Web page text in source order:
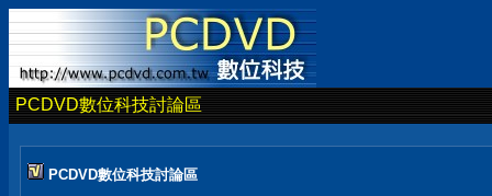
PCDVD數位科技討論區
PCDVD數位科技討論區